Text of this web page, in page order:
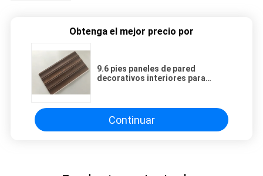
Obtenga el mejor precio por
9.6 pies paneles de pared
decorativos interiores para
Continuar